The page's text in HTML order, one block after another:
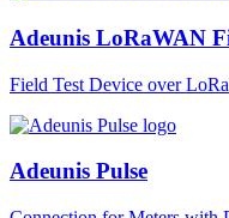
Adeunis LoRaWAN
Field Test Device over
Adeunis Pulse